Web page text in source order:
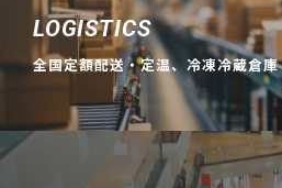
LOGISTICS
全国定額配送・定温、冷凍冷蔵倉庫